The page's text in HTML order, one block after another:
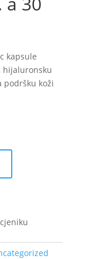
kapsule
hijaluronsku
podršku koži